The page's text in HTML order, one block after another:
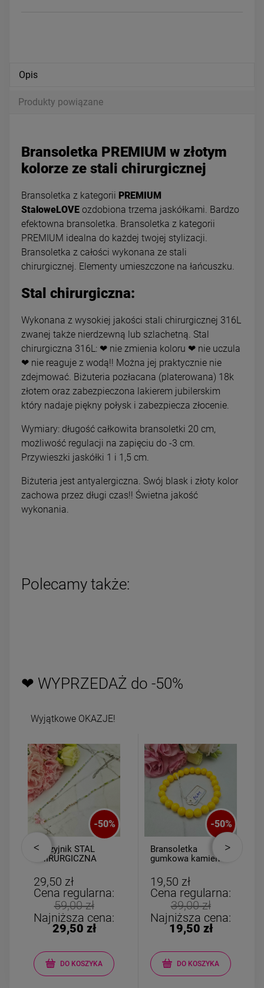
Opis
Produkty powiązane
Bransoletka PREMIUM w złotym
kolorze ze stali chirurgicznej
Bransoletka z kategorii PREMIUM
StaloweLOVE ozdobiona trzema jaskółkami. Bardzo
efektowna bransoletka. Bransoletka z kategorii
PREMIUM idealna do każdej twojej stylizacji.
Bransoletka z całości wykonana ze stali
chirurgicznej. Elementy umieszczone na łańcuszku.
Stal chirurgiczna:
Wykonana z wysokiej jakości stali chirurgicznej 316L
zwanej także nierdzewną lub szlachetną. Stal
chirurgiczna 316L: ❤ nie zmienia koloru ❤ nie uczula
❤ nie reaguje z wodą!! Można jej praktycznie nie
zdejmować. Biżuteria pozłacana (platerowana) 18k
złotem oraz zabezpieczona lakierem jubilerskim
który nadaje piękny połysk i zabezpiecza złocenie.
Wymiary: długość całkowita bransoletki 20 cm,
możliwość regulacji na zapięciu do -3 cm.
Przywieszki jaskółki 1 i 1,5 cm.
Biżuteria jest antyalergiczna. Swój blask i złoty kolor
zachowa przez długi czas!! Świetna jakość
wykonania.
Polecamy także:
❤ WYPRZEDAŻ do -50%
Wyjątkowe OKAZJE!
-50%
Naszyjnik STAL
CHIRURGICZNA
gwiazdki różowe
29,50 zł
Cena regularna:
59,00 zł
Najniższa cena:
29,50 zł
DO KOSZYKA
-50%
Bransoletka
gumkowa kamień
19,50 zł
Cena regularna:
39,00 zł
Najniższa cena:
19,50 zł
DO KOSZYKA